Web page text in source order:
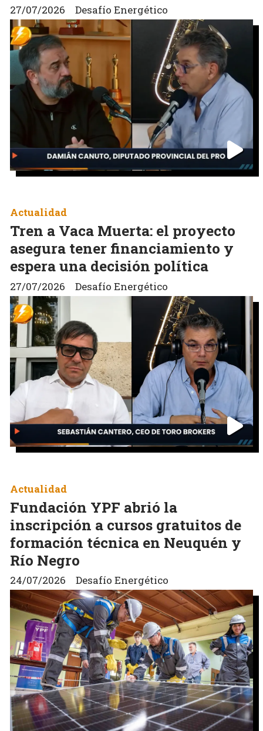
Desafío Energético
27/07/2026
Tren a Vaca Muerta: el proyecto
asegura tener financiamiento y
espera una decisión política
Desafío Energético
Actualidad
27/07/2026
Fundación YPF abrió la
inscripción a cursos gratuitos de
formación técnica en Neuquén y
Río Negro
Desafío Energético
Actualidad
24/07/2026